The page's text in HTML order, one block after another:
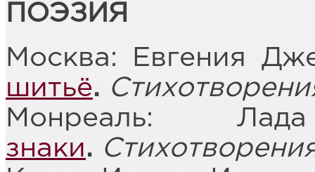
ПОЭЗИЯ
Москва: Евгения
шитьё.
Монреаль:
знаки.